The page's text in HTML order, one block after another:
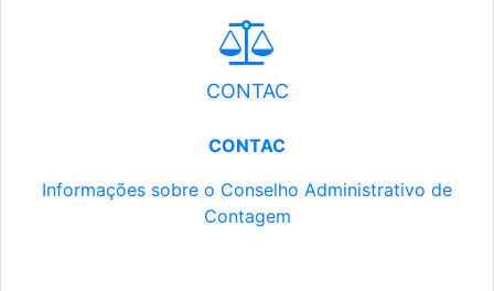
CONTAC
CONTAC
Informações sobre o Conselho Administrativo de
Contagem